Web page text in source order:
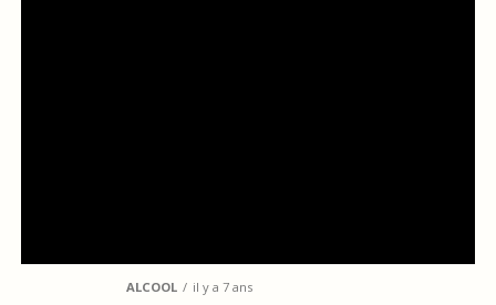
ALCOOL il y a 7 ans